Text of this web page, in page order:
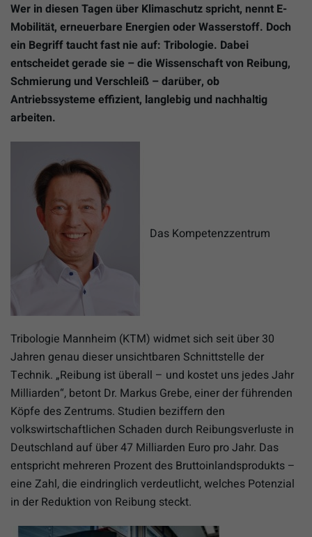
Wer in diesen Tagen über Klimaschutz spricht, nennt E-
Mobilität, erneuerbare Energien oder Wasserstoff. Doch
ein Begriff taucht fast nie auf: Tribologie. Dabei
entscheidet gerade sie – die Wissenschaft von Reibung,
Schmierung und Verschleiß – darüber, ob
Antriebssysteme effizient, langlebig und nachhaltig
arbeiten.
Das Kompetenzzentrum
Tribologie Mannheim (KTM) widmet sich seit über 30
Jahren genau dieser unsichtbaren Schnittstelle der
Technik. „Reibung ist überall – und kostet uns jedes Jahr
Milliarden“, betont Dr. Markus Grebe, einer der führenden
Köpfe des Zentrums. Studien beziffern den
volkswirtschaftlichen Schaden durch Reibungsverluste in
Deutschland auf über 47 Milliarden Euro pro Jahr. Das
entspricht mehreren Prozent des Bruttoinlandsprodukts –
eine Zahl, die eindringlich verdeutlicht, welches Potenzial
in der Reduktion von Reibung steckt.